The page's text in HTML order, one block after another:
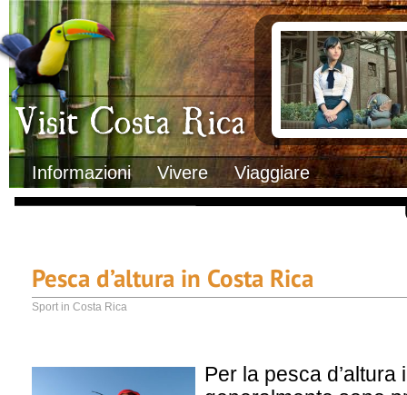
Visit Costa Rica
Informazioni Vivere Viaggiare
Clima
Geografia
Informazioni Geografiche
Letteratura e cultura
Gastronomia
Lo sapevi che
Musica
Natura
Storia
Trasporti Interni
Documenti
Italiani in Costa
L’ambasciata
Opportunità
Pesca d’altura in Costa Rica
Sport in Costa Rica
Per la pesca d’altura